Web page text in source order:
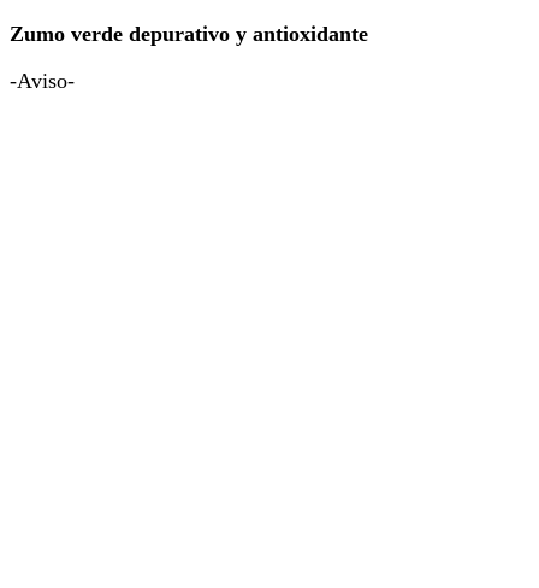
Zumo verde depurativo y antioxidante
-Aviso-